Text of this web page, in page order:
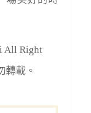
All Right
轉載。